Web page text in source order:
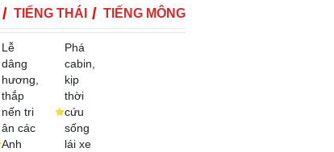
TIẾNG THÁI TIẾNG MÔNG
Lễ
dâng
hương,
thắp
nến tri
ân các
Anh
Phá
cabin,
kịp
thời
cứu
sống
lái xe